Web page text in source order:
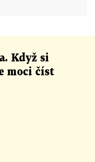
Když si
moci číst